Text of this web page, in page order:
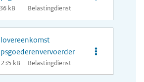
kB Belastingdienst
kB Belastingdienst
Opties van